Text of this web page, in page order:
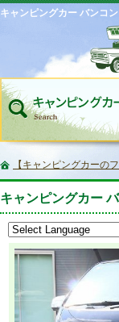
キャンピングカー バンコ
【キャンピングカーの
キャンピングカー